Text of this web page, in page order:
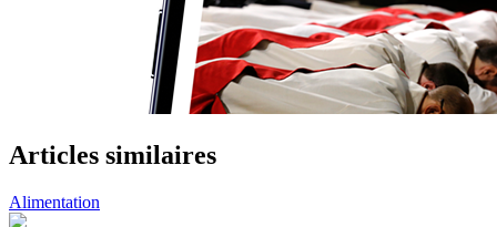
Articles similaires
Alimentation